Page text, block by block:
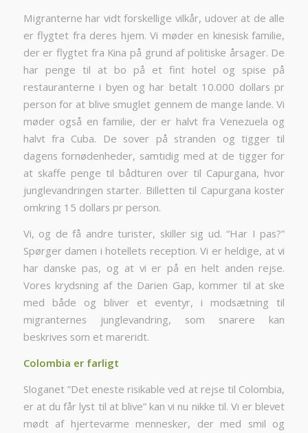
Migranterne har vidt forskellige vilkår, udover at de alle
er flygtet fra deres hjem. Vi møder en kinesisk familie,
der er flygtet fra Kina på grund af politiske årsager. De
har penge til at bo på et fint hotel og spise på
restauranterne i byen og har betalt 10.000 dollars pr
person for at blive smuglet gennem de mange lande. Vi
møder også en familie, der er halvt fra Venezuela og
halvt fra Cuba. De sover på stranden og tigger til
dagens fornødenheder, samtidig med at de tigger for
at skaffe penge til bådturen over til Capurgana, hvor
junglevandringen starter. Billetten til Capurgana koster
omkring 15 dollars pr person.
Vi, og de få andre turister, skiller sig ud. “Har I pas?”
Spørger damen i hotellets reception. Vi er heldige, at vi
har danske pas, og at vi er på en helt anden rejse.
Vores krydsning af the Darien Gap, kommer til at ske
med både og bliver et eventyr, i modsætning til
migranternes junglevandring, som snarere kan
beskrives som et mareridt.
Colombia er farligt
Sloganet ”Det eneste risikable ved at rejse til Colombia,
er at du får lyst til at blive” kan vi nu nikke til. Vi er blevet
mødt af hjertevarme mennesker, der med smil og